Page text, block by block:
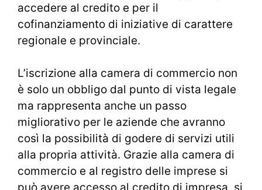
accedere al credito e per il
cofinanziamento di iniziative di carattere
regionale e provinciale.
L’iscrizione alla camera di commercio non
è solo un obbligo dal punto di vista legale
ma rappresenta anche un passo
migliorativo per le aziende che avranno
così la possibilità di godere di servizi utili
alla propria attività. Grazie alla camera di
commercio e al registro delle imprese si